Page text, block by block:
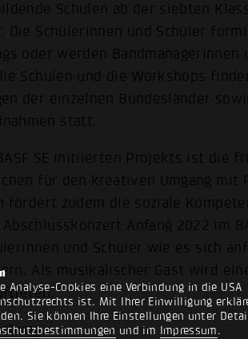
Cookies eine Verbindung in die USA
ist. Mit Ihrer Einwilligung
Sie können Ihre Einstellungen unter
und im Impressum.
Schulen ab der siebten
Die Schülerinnen und Schüler
oder werden Bandmanagerinnen
Schulen und die Workshops
der einzelnen Bundesländer
statt.
SE initiierten Projekts ist die
für den kreativen Umgang mit
fördert zudem die soziale
Anfang 2022 im
und Schüler wie es sich
Als musikalischer Gast wird
.